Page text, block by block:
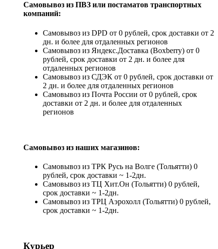
Самовывоз из ПВЗ или постаматов транспортных
компаний:
Самовывоз из DPD от 0 рублей, срок доставки от 2
дн. и более для отдаленных регионов
Самовывоз из Яндекс.Доставка (Boxberry) от 0
рублей, срок доставки от 2 дн. и более для
отдаленных регионов
Самовывоз из СДЭК от 0 рублей, срок доставки от
2 дн. и более для отдаленных регионов
Самовывоз из Почта России от 0 рублей, срок
доставки от 2 дн. и более для отдаленных
регионов
Самовывоз из наших магазинов:
Самовывоз из ТРК Русь на Волге (Тольятти) 0
рублей, срок доставки ~ 1-2дн.
Самовывоз из ТЦ Хит.Он (Тольятти) 0 рублей,
срок доставки ~ 1-2дн.
Самовывоз из ТРЦ Аэрохолл (Тольятти) 0 рублей,
срок доставки ~ 1-2дн.
Курьер